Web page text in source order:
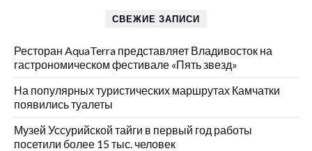
СВЕЖИЕ ЗАПИСИ
Ресторан AquaTerra представляет Владивосток на
гастрономическом фестивале «Пять звезд»
На популярных туристических маршрутах Камчатки
появились туалеты
Музей Уссурийской тайги в первый год работы
посетили более 15 тыс. человек